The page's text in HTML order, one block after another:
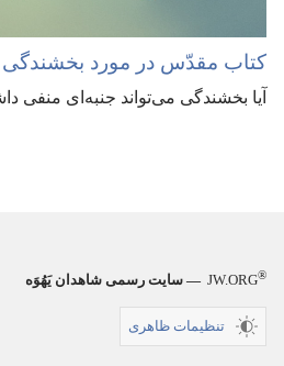
کتاب مقدّس در مورد
آیا بخشندگی می‌تواند جنبه‌ای منفی
JW.ORG® — سایت رسمی شاهدان یَهُوَه
تنظیمات ظاهری